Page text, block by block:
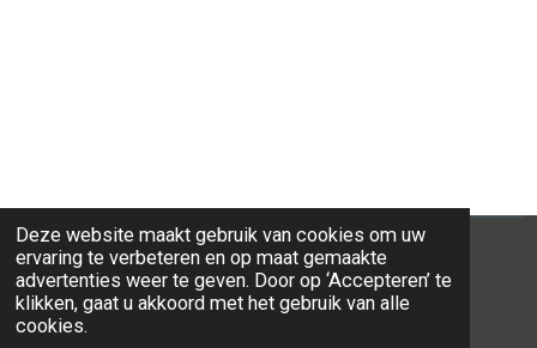
Deze website maakt gebruik van cookies om uw
ervaring te verbeteren en op maat gemaakte
advertenties weer te geven. Door op ‘Accepteren’ te
klikken, gaat u akkoord met het gebruik van alle
cookies.
© 2026 Ravi-Stones